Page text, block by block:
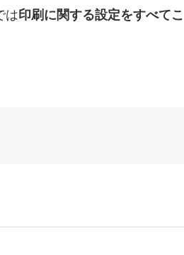
は印刷に関する設定をすべてこ